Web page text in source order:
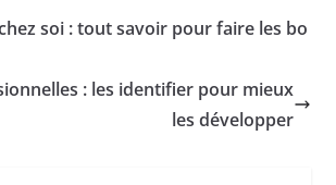
soi : tout savoir pour faire les bo
: les identifier pour mieux
les développer